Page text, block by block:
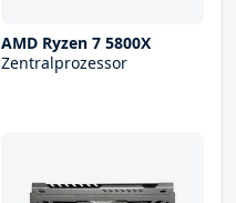
AMD Ryzen 7 5800X
Zentralprozessor